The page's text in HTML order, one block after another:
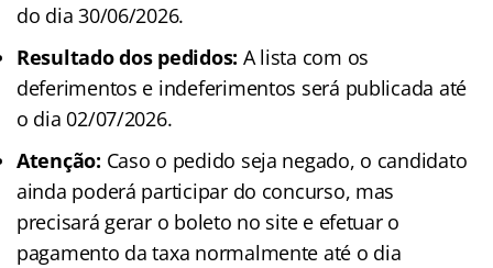
do dia 30/06/2026.
Resultado dos pedidos: A lista com os
deferimentos e indeferimentos será publicada até
o dia 02/07/2026.
Atenção: Caso o pedido seja negado, o candidato
ainda poderá participar do concurso, mas
precisará gerar o boleto no site e efetuar o
pagamento da taxa normalmente até o dia